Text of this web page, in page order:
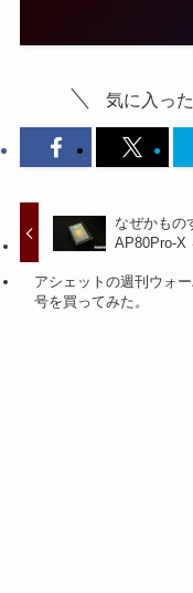
気に入っ
なぜかもの
AP80Pro-X
アシェットの週刊ウォ
号を買ってみた。